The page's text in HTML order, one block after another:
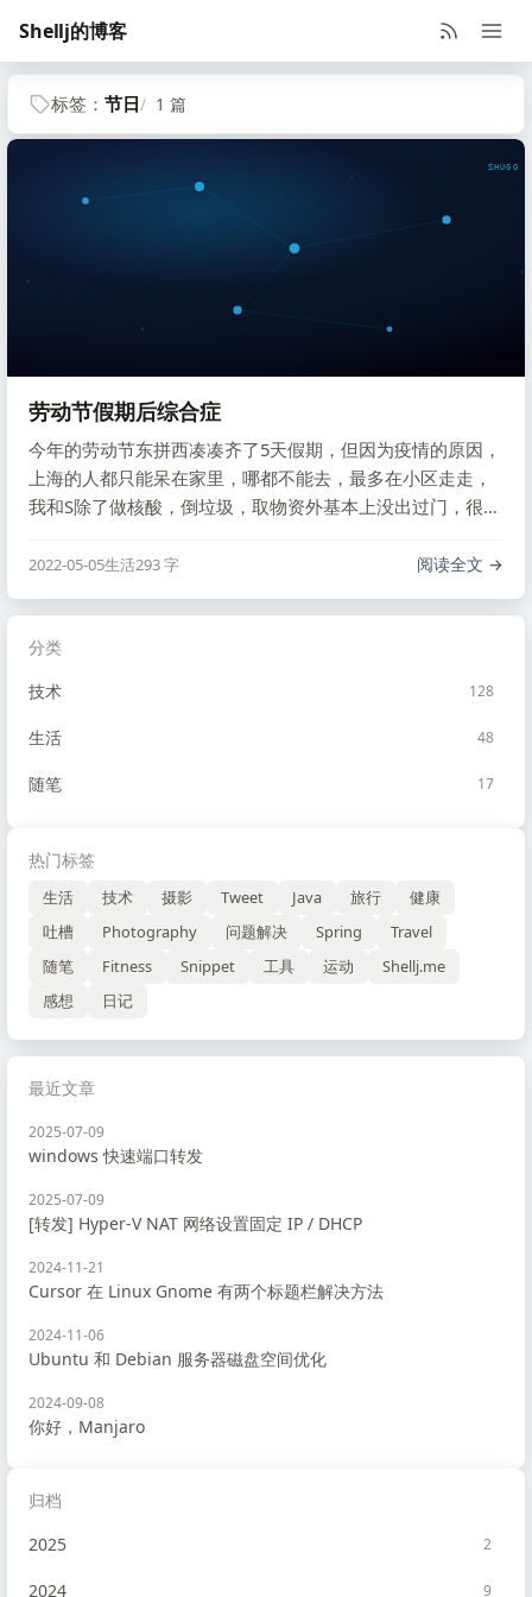
Shellj的博客
分类
技术
128
生活 48
随笔 17
热门标签
生活 技术 摄影 Tweet Java 旅行
健康
吐槽
Photography 问题解决 Spring
Travel
随笔
Fitness Snippet 工具 运动
Shellj.me
感想
日记
标签： 节日 1 篇
SHUGO
劳动节假期后综合症
今年的劳动节东拼西凑凑齐了5天假期，但因为疫情的原因，
上海的人都只能呆在家里，哪都不能去，最多在小区走走，
我和S除了做核酸，倒垃圾，取物资外基本上没出过门，很无
2022-05-05生活293 字 阅读全文
最近文章
2025-07-09
windows 快速端口转发
2025-07-09
[转发] Hyper-V NAT 网络设置固定 IP / DHCP
2024-11-21
Cursor 在 Linux Gnome 有两个标题栏解决方法
2024-11-06
Ubuntu 和 Debian 服务器磁盘空间优化
2024-09-08
你好，Manjaro
归档
2025
2
2024 9